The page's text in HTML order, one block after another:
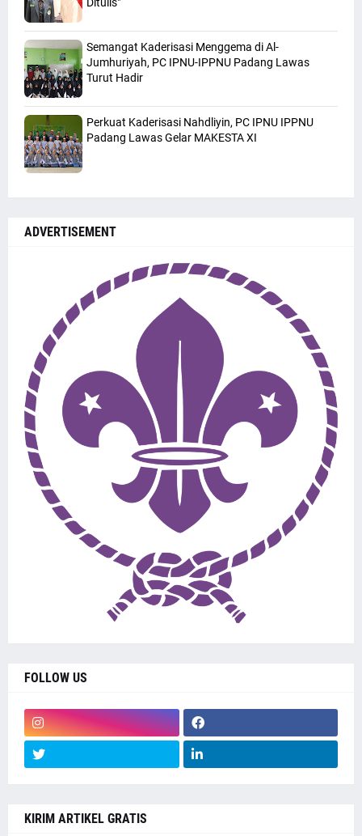
Semangat Kaderisasi Menggema di Al-
Jumhuriyah, PC IPNU-IPPNU Padang Lawas
Turut Hadir
Perkuat Kaderisasi Nahdliyin, PC IPNU IPPNU
Padang Lawas Gelar MAKESTA XI
ADVERTISEMENT
FOLLOW US
KIRIM ARTIKEL GRATIS